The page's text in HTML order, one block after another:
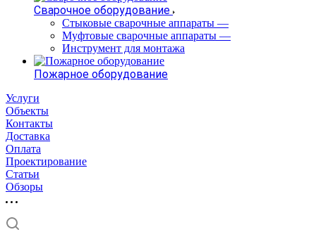
Сварочное оборудование
Стыковые сварочные аппараты —
Муфтовые сварочные аппараты —
Инструмент для монтажа
Пожарное оборудование
Услуги
Объекты
Контакты
Доставка
Оплата
Проектирование
Статьи
Обзоры